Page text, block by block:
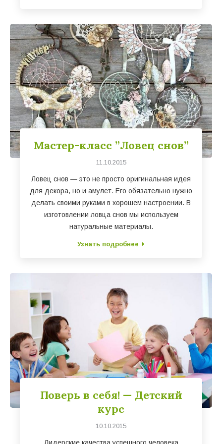
Мастер-класс ”Ловец снов”
11.10.2015
Ловец снов — это не просто оригинальная идея
для декора, но и амулет. Его обязательно нужно
делать своими руками в хорошем настроении. В
изготовлении ловца снов мы используем
натуральные материалы.
Узнать подробнее
Поверь в себя! — Детский
курс
10.10.2015